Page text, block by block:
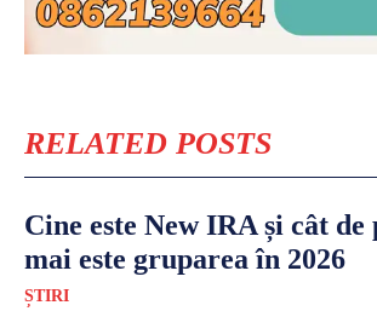
RELATED POSTS
Cine este New IRA și cât de
mai este gruparea în 2026
ȘTIRI